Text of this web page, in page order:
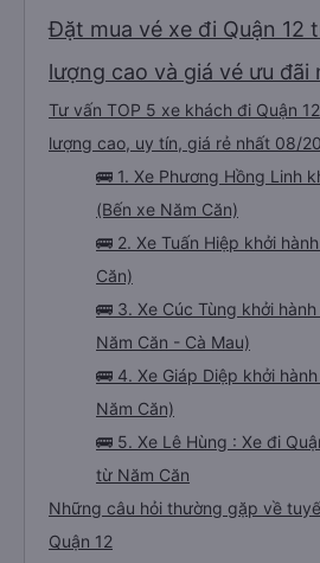
Đặt mua vé xe đi Quận 12
lượng cao và giá vé ưu đãi
Tư vấn TOP 5 xe khách đi Quận
lượng cao, uy tín, giá rẻ nhất 08/
🚌 1. Xe Phương Hồng Linh
(Bến xe Năm Căn)
🚌 2. Xe Tuấn Hiệp khởi
Căn)
🚌 3. Xe Cúc Tùng khởi hành
Năm Căn - Cà Mau)
🚌 4. Xe Giáp Diệp khởi
Năm Căn)
🚌 5. Xe Lê Hùng : Xe đi
từ Năm Căn
Những câu hỏi thường gặp về
Quận 12